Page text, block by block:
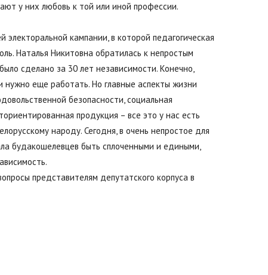
Кошелевский
район
у них любовь к той или иной профессии.
кампании, в которой педагогическая
Наталья Никитовна обратилась к непростым
сделано за 30 лет независимости. Конечно,
еще работать. Но главные аспекты жизни
безопасности, социальная
продукция – все это у нас есть
народу. Сегодня, в очень непростое для
будакошелевцев быть сплоченными и едиными,
представителям депутатского корпуса в